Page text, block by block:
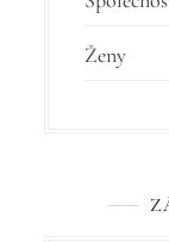
Ženy